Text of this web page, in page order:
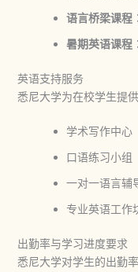
语言桥梁课程
暑期英语课程
英语支持服务
悉尼大学为在校学生提
学术写作中心
口语练习小组
一对一语言辅
专业英语工作
出勤率与学习进度要求
悉尼大学对学生的出勤